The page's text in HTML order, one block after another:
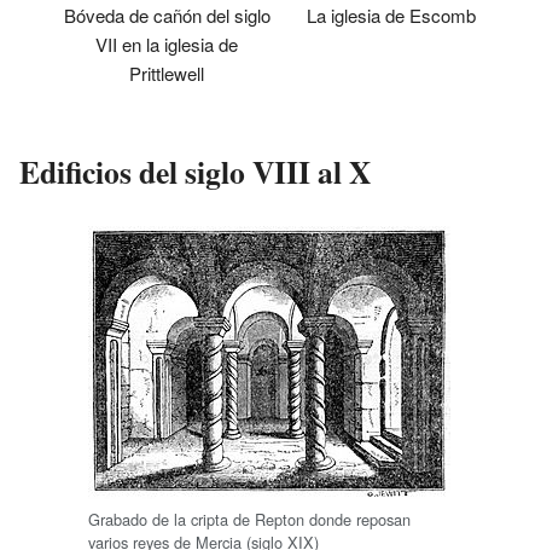
Bóveda de cañón del siglo
VII en la iglesia de
Prittlewell
La iglesia de Escomb
Edificios del siglo VIII al X
Grabado de la cripta de Repton donde reposan
varios reyes de Mercia (siglo XIX)